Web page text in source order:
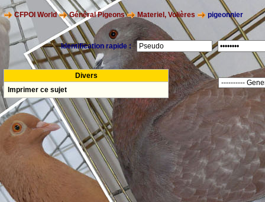
CFPOI World Général Pigeons Materiel, Volières pigeonnier
Identification rapide :
Divers
Imprimer ce sujet